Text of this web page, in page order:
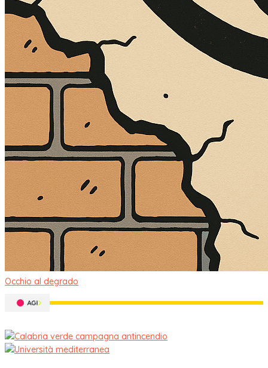
Occhio al degrado